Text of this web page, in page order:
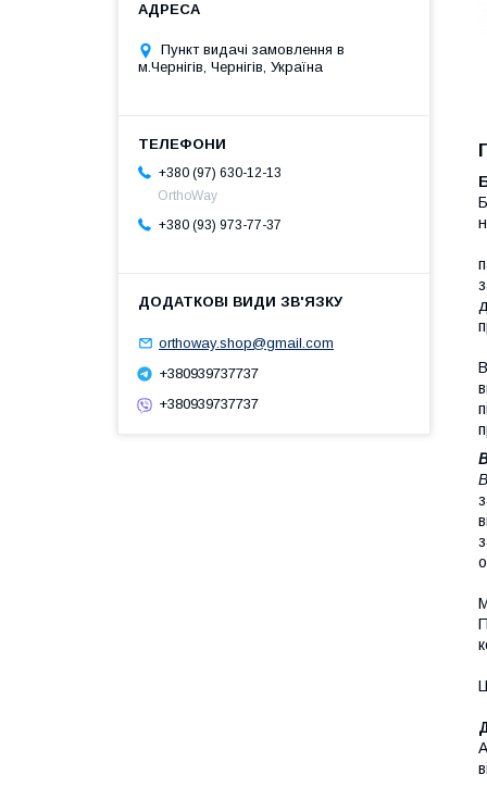
Пункт видачі замовлення в
м.Чернігів, Чернігів, Україна
+380 (97) 630-12-13
OrthoWay
+380 (93) 973-77-37
orthoway.shop@gmail.com
+380939737737
+380939737737